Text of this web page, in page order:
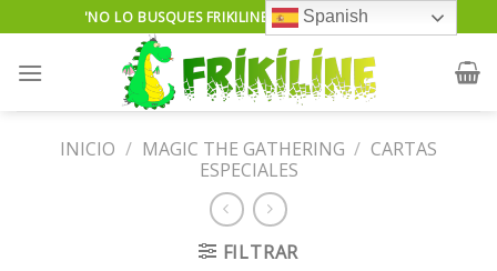
to
content
'NO LO BUSQUES FRIKILINE TE LO ENCUENTRA'...
INICIO / MAGIC THE GATHERING / CARTAS
ESPECIALES
FILTRAR
Spanish